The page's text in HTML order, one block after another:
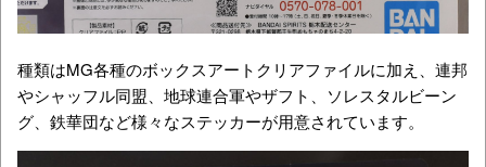
種類はMG各種のボックスアートクリアファイルに加え、連邦
やシャッフル同盟、地球連合軍やザフト、ソレスタルビーン
グ、鉄華団など様々なステッカーが用意されています。